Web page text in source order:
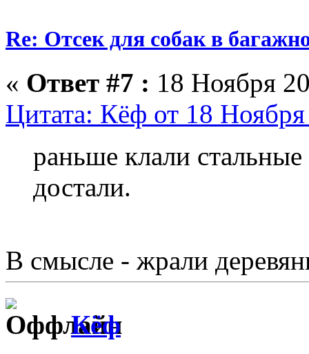
Re: Отсек для собак в
« Ответ #7 : 18 Ноября
Цитата: Кёф от 18
раньше клали
достали.
В смысле - жрали
Кёф